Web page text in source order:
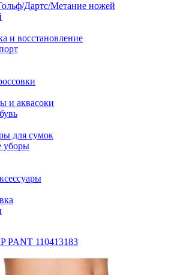
Дартс/Метание ножей
и восстановление
и аквасоки
для сумок
уборы
PANT 110413183